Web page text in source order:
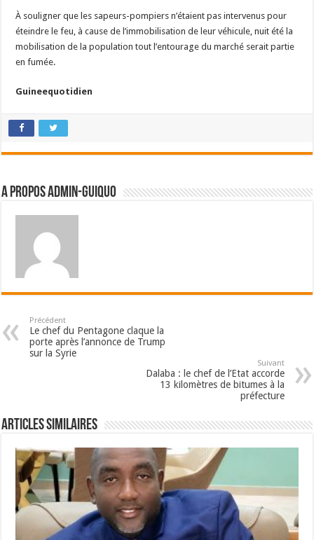
À souligner que les sapeurs-pompiers n’étaient pas intervenus pour
éteindre le feu, à cause de l’immobilisation de leur véhicule, nuit été la
mobilisation de la population tout l’entourage du marché serait partie
en fumée.
Guineequotidien
A propos admin-guiquo
Précédent
Le chef du Pentagone claque la
porte après l’annonce de Trump
sur la Syrie
Suivant
Dalaba : le chef de l’Etat accorde
13 kilomètres de bitumes à la
préfecture
Articles Similaires